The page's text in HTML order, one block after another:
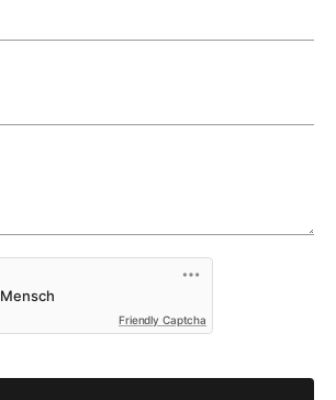
Friendly Captcha